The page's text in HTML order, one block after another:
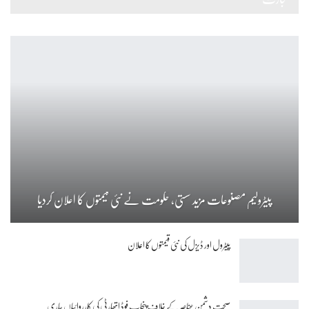
پیٹرولیم مصنوعات مزید سستی، حکومت نے نئی قیمتوں کا اعلان کردیا
پیٹرول اور ڈیزل کی نئی قیمتوں کا اعلان
صحت دشمن عناصر کے خلاف پنجاب فوڈ اتھارٹی کی کارروائیاں جاری